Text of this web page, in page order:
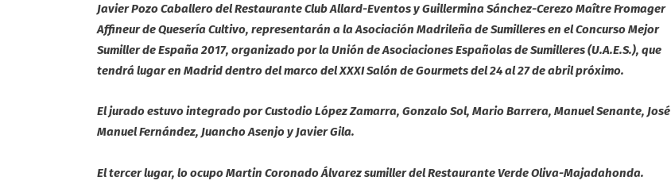
k
e
dI
Javier Pozo Caballerodel Restaurante Club Allard-Eventos yGuillermina Sánchez-CerezoMaître Fromager
Affineur de Quesería Cultivo, representarán a la Asociación Madrileña de Sumilleres en el Concurso Mejor
Sumiller de España 2017, organizado por la Unión de Asociaciones Españolas de Sumilleres (U.A.E.S.), que
tendrá lugar en Madrid dentro del marco del XXXI Salón de Gourmets del 24 al 27 de abril próximo.
El jurado estuvo integrado por Custodio López Zamarra, Gonzalo Sol, Mario Barrera, Manuel Senante, José
Manuel Fernández, Juancho Asenjo y Javier Gila.
El tercer lugar, lo ocupoMartin Coronado Álvarez sumillerdel Restaurante Verde Oliva-Majadahonda.